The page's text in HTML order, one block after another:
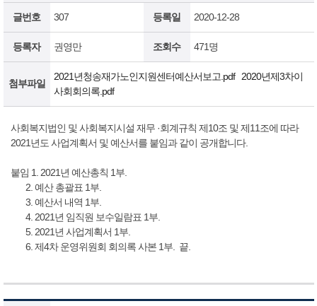
글번호 307 등록일 2020-12-28
등록자 권영만 조회수 471명
첨부파일
2021년청송재가노인지원센터예산서보고.pdf
2020년제3차이
사회회의록.pdf
사회복지법인 및 사회복지시설 재무 ·회계규칙 제10조 및 제11조에 따라
2021년도 사업계획서 및 예산서를 붙임과 같이 공개합니다.
붙임 1. 2021년 예산총칙 1부.
2. 예산 총괄표 1부.
3. 예산서 내역 1부.
4. 2021년 임직원 보수일람표 1부.
5. 2021년 사업계획서 1부.
6. 제4차 운영위원회 회의록 사본 1부. 끝.